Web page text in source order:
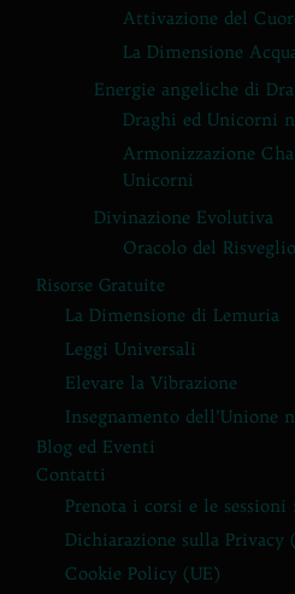
Attivazione del
La Dimensione
Energie angeliche di
Draghi ed Unicorni
Armonizzazione
Unicorni
Divinazione Evolutiva
Oracolo del
Risorse Gratuite
La Dimensione di Lemuria
Leggi Universali
Elevare la Vibrazione
Insegnamento dell’Unione
Blog ed Eventi
Contatti
Prenota i corsi e le
Dichiarazione sulla Privacy
Cookie Policy (UE)